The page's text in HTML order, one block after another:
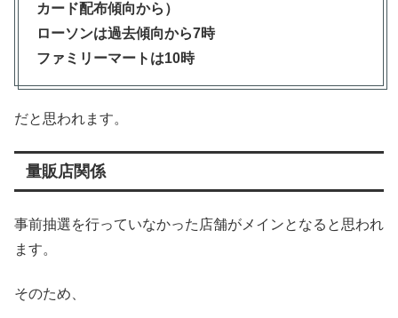
カード配布傾向から）
ローソンは過去傾向から7時
ファミリーマートは10時
だと思われます。
量販店関係
事前抽選を行っていなかった店舗がメインとなると思われ
ます。
そのため、